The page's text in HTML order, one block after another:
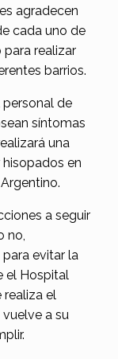
agradecen
cada uno de
realizar
barrios.
personal de
síntomas
una
en
a seguir
no,
evitar la
el Hospital
realiza el
a su